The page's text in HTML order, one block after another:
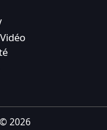
2026